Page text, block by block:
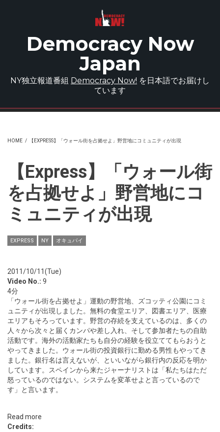
Democracy Now
Japan
NY独立報道番組 Democracy Now! を日本語でお届けし
ています
HOME / 【EXPRESS】「ウォール街を占拠せよ」野営地にコミュニティが出現
【Express】「ウォール街
を占拠せよ」野営地にコ
ミュニティが出現
EXPRESS NY オキュパイ
2011/10/11(Tue)
Video No.: 9
4分
「ウォール街を占拠せよ」運動の野営地、ズコッティ公園にコミ
ュニティが出現しました。無料の食堂エリア、図書エリア、医療
エリアもそろっています。野営の存続を支えているのは、多くの
人々から次々と届くカンパや差し入れ、そして参加者たちの自助
活動です。海外の活動家たちも自分の経験を役立ててもらおうと
やってきました。ウォール街の投資銀行に勤める男性もやってき
ました。銀行名は言えないが、といいながら銀行内の反応を明か
しています。スペインから来たジャーナリストは「私たちはただ
怒っているのではない。システムを変革せよと言っているので
す」と言います。
Read more
Credits: